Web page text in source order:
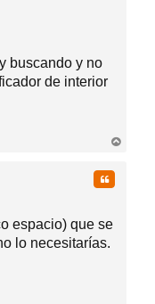
buscando y no
de interior
Citar
espacio) que se
lo necesitarías.